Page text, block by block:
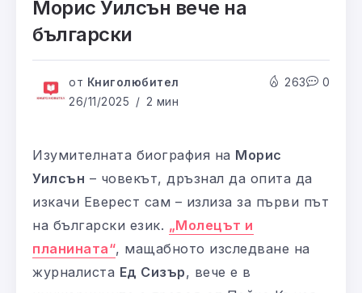
Морис Уилсън вече на
български
от Книголюбител
26/11/2025
2 мин
263 0
Изумителната биография на Морис
Уилсън – човекът, дръзнал да опита да
изкачи Еверест сам – излиза за първи път
на български език. „Молецът и
планината“, мащабното изследване на
журналиста Ед Сизър, вече е в